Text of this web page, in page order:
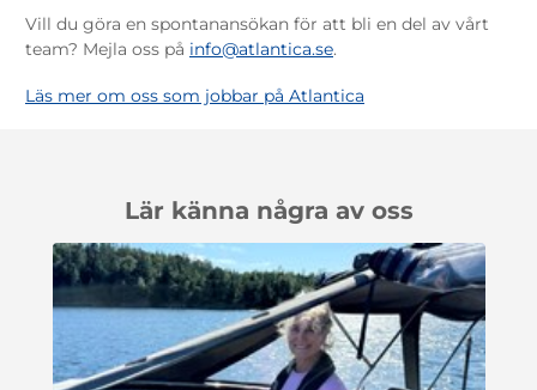
Vill du göra en spontanansökan för att bli en del av vårt
team? Mejla oss på info@atlantica.se.
Läs mer om oss som jobbar på Atlantica
Lär känna några av oss